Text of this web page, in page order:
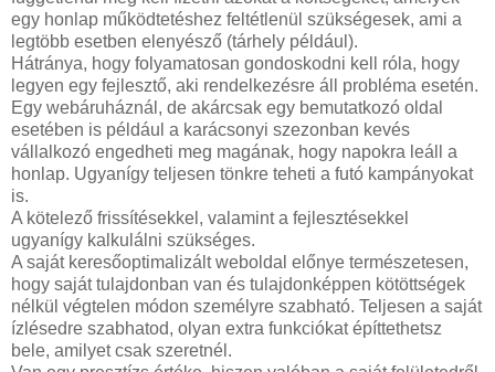
egy honlap működtetéshez feltétlenül szükségesek, ami a
legtöbb esetben elenyésző (tárhely például).
Hátránya, hogy folyamatosan gondoskodni kell róla, hogy
legyen egy fejlesztő, aki rendelkezésre áll probléma esetén.
Egy webáruháznál, de akárcsak egy bemutatkozó oldal
esetében is például a karácsonyi szezonban kevés
vállalkozó engedheti meg magának, hogy napokra leáll a
honlap. Ugyanígy teljesen tönkre teheti a futó kampányokat
is.
A kötelező frissítésekkel, valamint a fejlesztésekkel
ugyanígy kalkulálni szükséges.
A saját keresőoptimalizált weboldal előnye természetesen,
hogy saját tulajdonban van és tulajdonképpen kötöttségek
nélkül végtelen módon személyre szabható. Teljesen a saját
ízlésedre szabhatod, olyan extra funkciókat építtethetsz
bele, amilyet csak szeretnél.